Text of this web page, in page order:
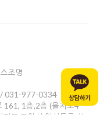
조명
031-977-0334
161, 1층,2층 (을지로4
기도 고양시 일산동구 성